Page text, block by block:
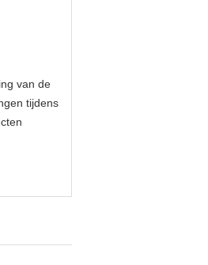
van de
tijdens